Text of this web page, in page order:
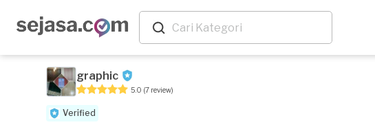
graphic
5.0 (7 review)
Verified